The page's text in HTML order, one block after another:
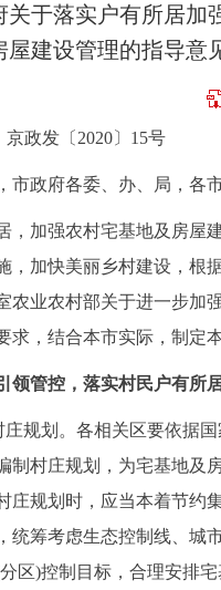
阳光政务
我要咨询
十六区概览
图说北京
关于落实户有所居加
屋建设管理的指导意
京政发〔2020〕15号
市政府各委、办、局，各
加强农村宅基地及房屋
，加快美丽乡村建设，根
农业农村部关于进一步加
求，结合本市实际，制定
领管控，落实村民户有所
划。各相关区要依据国
制村庄规划，为宅基地及
庄规划时，应当本着节约
统筹考虑生态控制线、城
区)控制目标，合理安排宅